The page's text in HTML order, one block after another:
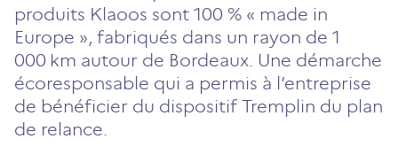
produits Klaoos sont 100 % « made in
Europe », fabriqués dans un rayon de 1
000 km autour de Bordeaux. Une démarche
écoresponsable qui a permis à l’entreprise
de bénéficier du dispositif Tremplin du plan
de relance.